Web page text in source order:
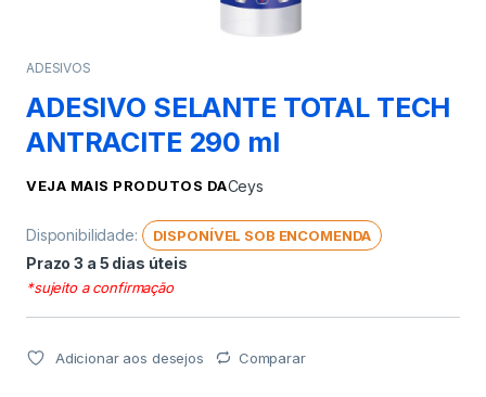
ADESIVOS
ADESIVO SELANTE TOTAL TECH
ANTRACITE 290 ml
VEJA MAIS PRODUTOS DACeys
Disponibilidade: DISPONÍVEL SOB ENCOMENDA
Prazo 3 a 5 dias úteis
*sujeito a confirmação
Adicionar aos desejos Comparar